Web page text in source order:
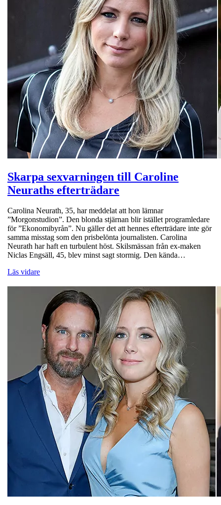
Skarpa sexvarningen till Caroline
Neuraths efterträdare
Carolina Neurath, 35, har meddelat att hon lämnar
”Morgonstudion”. Den blonda stjärnan blir istället programledare
för ”Ekonomibyrån”. Nu gäller det att hennes efterträdare inte gör
samma misstag som den prisbelönta journalisten. Carolina
Neurath har haft en turbulent höst. Skilsmässan från ex-maken
Niclas Engsäll, 45, blev minst sagt stormig. Den kända…
Läs vidare